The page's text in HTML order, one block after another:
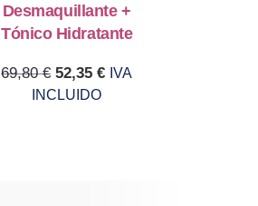
Desmaquillante +
Tónico Hidratante
69,80€ Original price was: 69,80 €.
52,35€Current price is:
IVA
INCLUIDO